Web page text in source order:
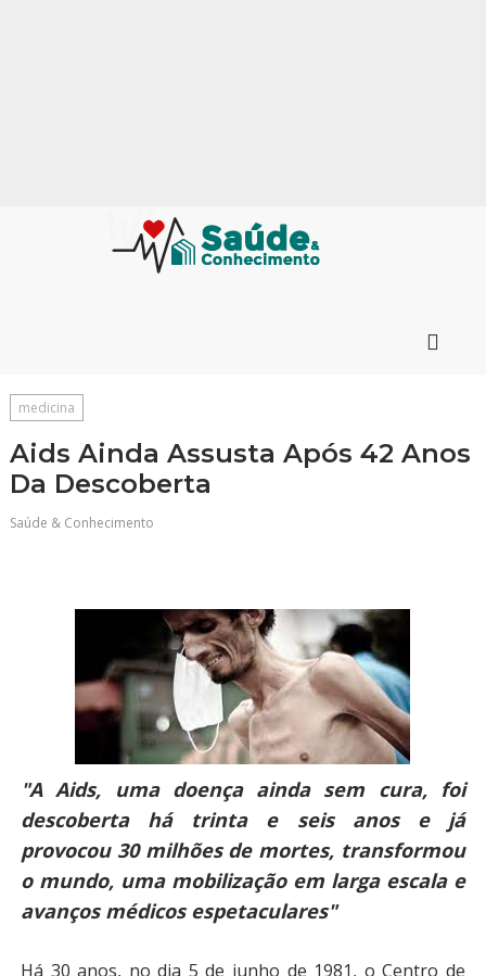
medicina
Aids Ainda Assusta Após 42 Anos
Da Descoberta
Saúde & Conhecimento
"A Aids, uma doença ainda sem cura, foi
descoberta há trinta e seis anos e já
provocou 30 milhões de mortes, transformou
o mundo, uma mobilização em larga escala e
avanços médicos espetaculares"
Há 30 anos, no dia 5 de junho de 1981, o Centro de